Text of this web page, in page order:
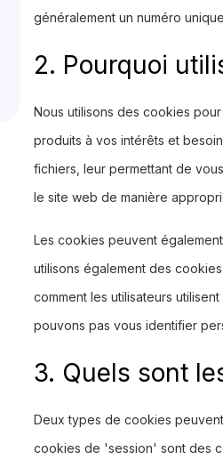
généralement un numéro
2. Pourquoi
Nous utilisons des cookies
produits à vos intérêts et
fichiers, leur permettant de
le site web de manière
Les cookies peuvent
utilisons également des
comment les utilisateurs
pouvons pas vous identifier
3. Quels sont
Deux types de cookies
cookies de 'session' sont des